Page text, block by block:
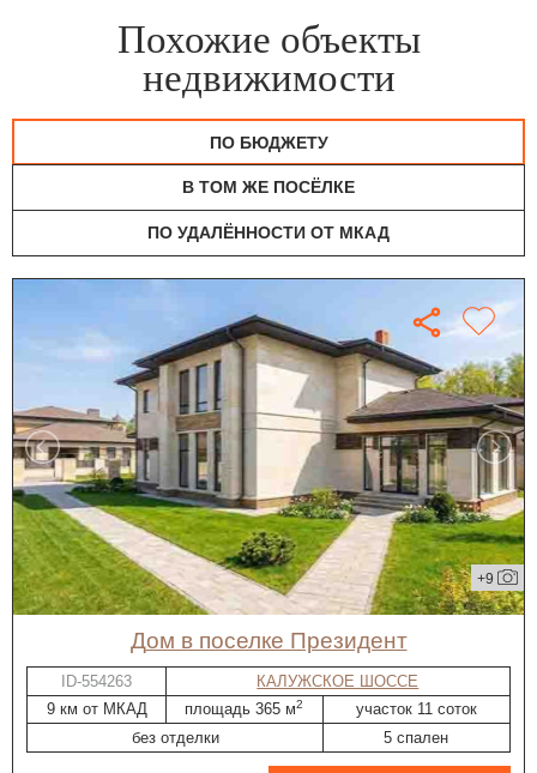
Похожие объекты
недвижимости
ПО БЮДЖЕТУ
В ТОМ ЖЕ ПОСЁЛКЕ
ПО УДАЛЁННОСТИ ОТ МКАД
+9
дом в поселке Президент
ID-554263
КАЛУЖСКОЕ ШОССЕ
9 км от МКАД
площадь 365 м2
участок 11 соток
без отделки
5 спален